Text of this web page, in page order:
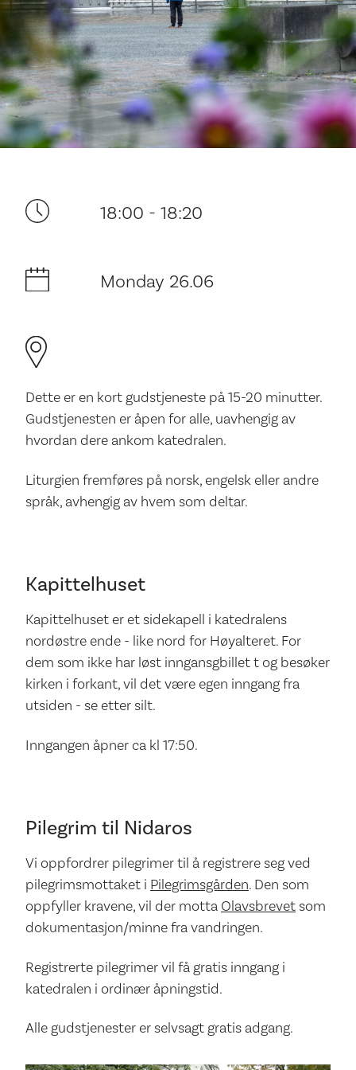
Your visit
The music in the Cathedral
History and architecture
18:00 - 18:20
Monday 26.06
Dette er en kort gudstjeneste på 15-20 minutter.
Gudstjenesten er åpen for alle, uavhengig av
hvordan dere ankom katedralen.
Liturgien fremføres på norsk, engelsk eller andre
språk, avhengig av hvem som deltar.
Kapittelhuset
Kapittelhuset er et sidekapell i katedralens
nordøstre ende - like nord for Høyalteret. For
dem som ikke har løst inngansgbillet t og besøker
kirken i forkant, vil det være egen inngang fra
utsiden - se etter silt.
Inngangen åpner ca kl 17:50.
Pilegrim til Nidaros
Vi oppfordrer pilegrimer til å registrere seg ved
pilegrimsmottaket i Pilegrimsgården. Den som
oppfyller kravene, vil der motta Olavsbrevetsom
dokumentasjon/minne fra vandringen.
Registrerte pilegrimer vil få gratis inngang i
katedralen i ordinær åpningstid.
Alle gudstjenester er selvsagt gratis adgang.